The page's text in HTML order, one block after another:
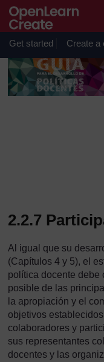
Salta al contenido principal
OpenLearn Create
August 2026 from
maintenance.
Get started Create a
2.2.7
Al igual que su
(Capítulos 4 y 5), el
política docente debe
posible de las
la apropiación y el
objetivos
colaboradores y
sus representantes
docentes y las